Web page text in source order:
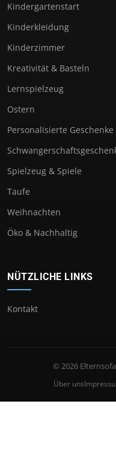
Kindergartenstart
Kinderkleidung
Kinderzimmer
Kreativität & Basteln
Lernspielzeug
Ostern
Personalisierte Geschenke
Spielzeug & Spiele
Taufe
Weihnachten
Öko & Nachhaltig
NÜTZLICHE LINKS
Kontakt
© 2026
Über uns